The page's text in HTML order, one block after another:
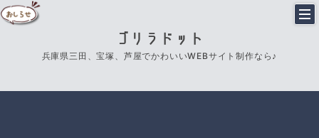
ゴリラドット
兵庫県三田、宝塚、芦屋でかわいいWEBサイト制作なら♪